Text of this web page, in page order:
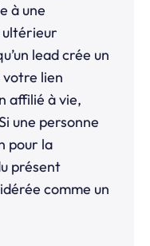
à une
ultérieur
lead crée un
lien
affilié à vie,
une personne
pour la
présent
comme un